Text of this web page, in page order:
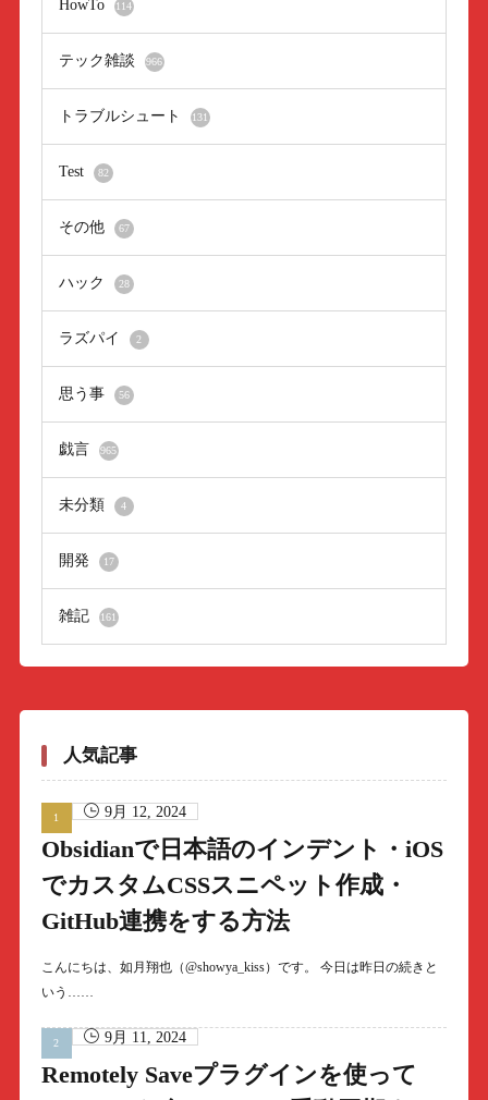
HowTo 114
テック雑談 966
トラブルシュート 131
Test 82
その他 67
ハック 28
ラズパイ 2
思う事 56
戯言 965
未分類 4
開発 17
雑記 161
人気記事
9月 12, 2024
Obsidianで日本語のインデント・iOS
でカスタムCSSスニペット作成・
GitHub連携をする方法
こんにちは、如月翔也（@showya_kiss）です。 今日は昨日の続きと
いう……
9月 11, 2024
Remotely Saveプラグインを使って